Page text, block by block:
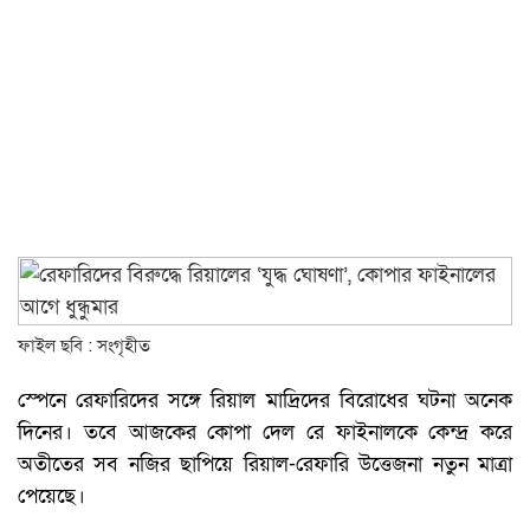
ফাইল ছবি : সংগৃহীত
স্পেনে রেফারিদের সঙ্গে রিয়াল মাদ্রিদের বিরোধের ঘটনা অনেক
দিনের। তবে আজকের কোপা দেল রে ফাইনালকে কেন্দ্র করে
অতীতের সব নজির ছাপিয়ে রিয়াল-রেফারি উত্তেজনা নতুন মাত্রা
পেয়েছে।